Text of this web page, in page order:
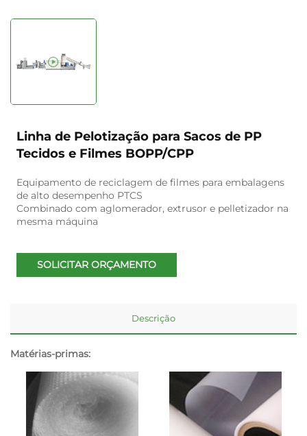
Linha de Pelotização para Sacos de PP
Tecidos e Filmes BOPP/CPP
Equipamento de reciclagem de filmes para embalagens
de alto desempenho PTCS
Combinado com aglomerador, extrusor e pelletizador na
mesma máquina
SOLICITAR ORÇAMENTO
Descrição
Matérias-primas: